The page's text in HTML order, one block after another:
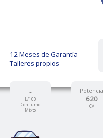
12 Meses de Garantía
Talleres propios
-
L/100
Consumo
Mixto
Potencia
620
CV